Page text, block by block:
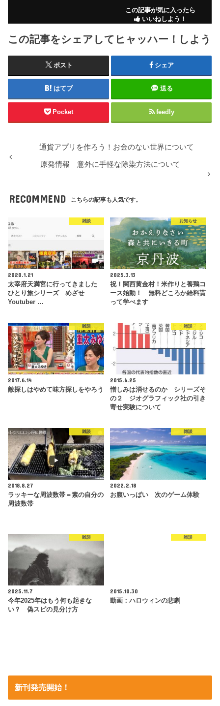
この記事が気に入ったら
いいねしよう！
この記事をシェアしてヒャッハー！しよう
ポスト シェア
はてブ 送る
Pocket feedly
通貨アプリを作ろう！お金のない世界について
原発情報 意外に手軽な除染方法について
RECOMMEND こちらの記事も人気です。
雑談
2020.1.21
太宰府天満宮に行ってきました
ひとり旅シリーズ めざせ
Youtuber …
お知らせ
2025.3.13
祝！関西黄金村！米作りと養鶏コ
ース始動！ 無料どころか給料貰
って学べます
雑談
2017.6.14
敵探しはやめて味方探しをやろう
雑談
2015.6.25
憎しみは消せるのか シリーズそ
の２ ジオグラフィック社の引き
寄せ実験について
雑談
2018.8.27
ラッキーな周波数帯＝素の自分の
周波数帯
雑談
2022.2.18
お腹いっぱい 次のゲーム体験
雑談
2025.11.7
今年2025年はもう何も起きな
い？ 偽スピの見分け方
雑談
2015.10.30
動画：ハロウィンの悲劇
新刊発売開始！